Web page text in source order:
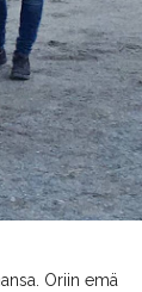
Oriin emä